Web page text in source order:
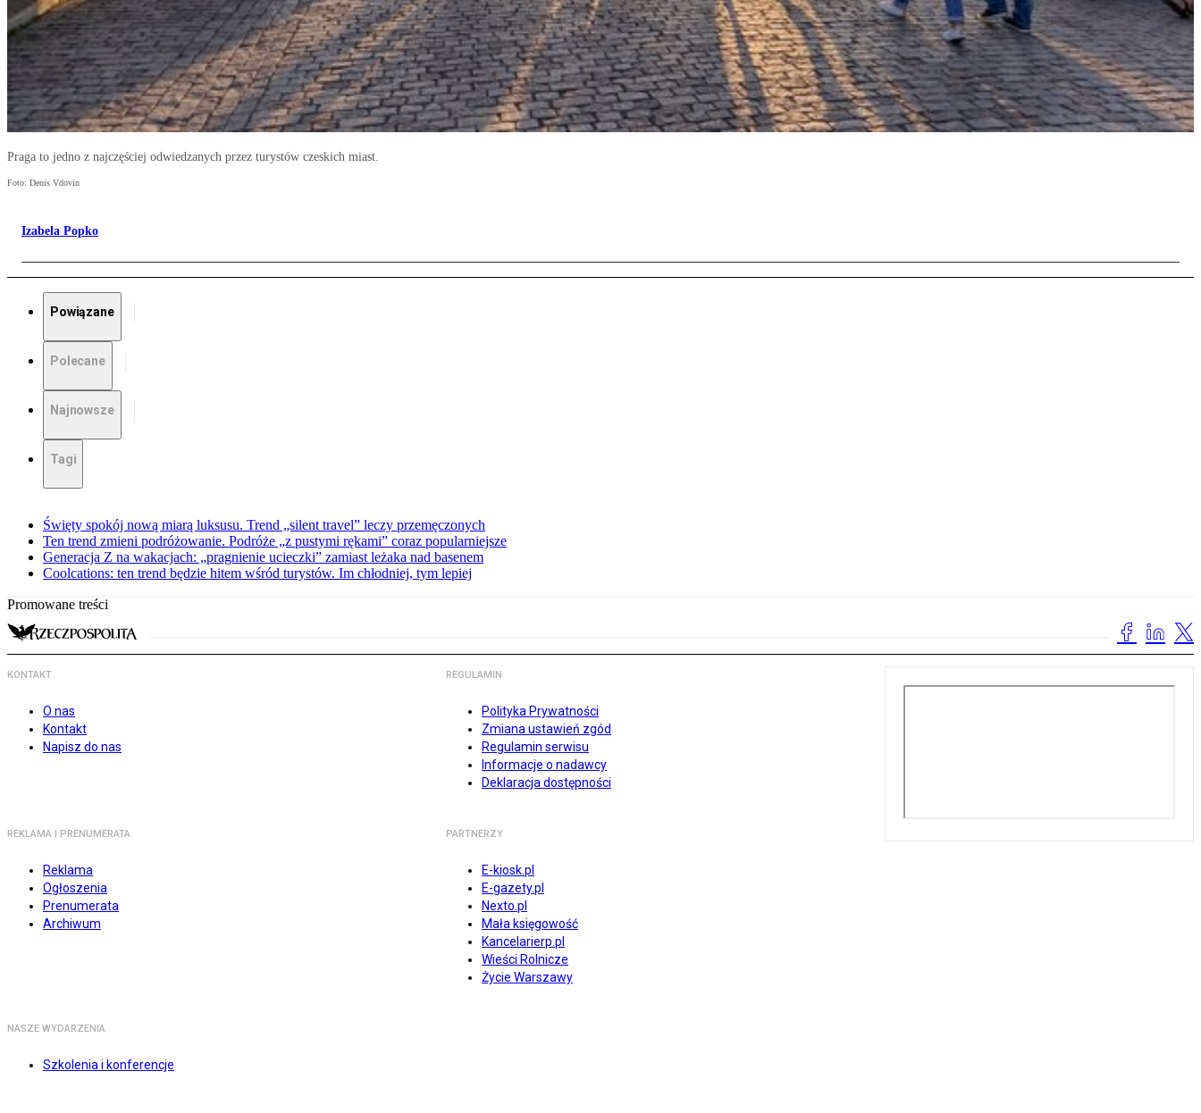
Praga to jedno z najczęściej odwiedzanych przez turystów czeskich miast.
Foto: Denis Vdovin
Izabela Popko
Powiązane
Polecane
Najnowsze
Tagi
Święty spokój nową miarą luksusu. Trend „silent travel” leczy przemęczonych
Ten trend zmieni podróżowanie. Podróże „z pustymi rękami” coraz popularniejsze
Generacja Z na wakacjach: „pragnienie ucieczki” zamiast leżaka nad basenem
Coolcations: ten trend będzie hitem wśród turystów. Im chłodniej, tym lepiej
Promowane treści
KONTAKT
O nas
Kontakt
Napisz do nas
REGULAMIN
Polityka Prywatności
Zmiana ustawień zgód
Regulamin serwisu
Informacje o nadawcy
Deklaracja dostępności
REKLAMA I PRENUMERATA
Reklama
Ogłoszenia
Prenumerata
Archiwum
PARTNERZY
E-kiosk.pl
E-gazety.pl
Nexto.pl
Mała księgowość
Kancelarierp.pl
Wieści Rolnicze
Życie Warszawy
NASZE WYDARZENIA
Szkolenia i konferencje